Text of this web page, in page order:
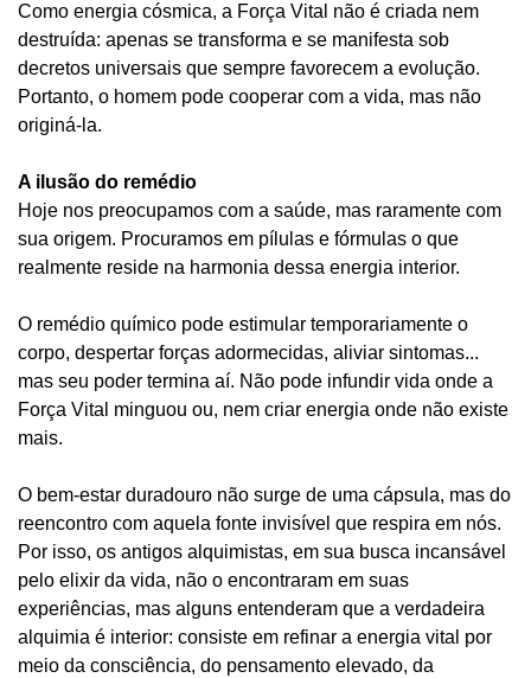
Como energia cósmica, a Força Vital não é criada nem
destruída: apenas se transforma e se manifesta sob
decretos universais que sempre favorecem a evolução.
Portanto, o homem pode cooperar com a vida, mas não
originá-la.
A ilusão do remédio
Hoje nos preocupamos com a saúde, mas raramente com
sua origem. Procuramos em pílulas e fórmulas o que
realmente reside na harmonia dessa energia interior.
O remédio químico pode estimular temporariamente o
corpo, despertar forças adormecidas, aliviar sintomas...
mas seu poder termina aí. Não pode infundir vida onde a
Força Vital minguou ou, nem criar energia onde não existe
mais.
O bem-estar duradouro não surge de uma cápsula, mas do
reencontro com aquela fonte invisível que respira em nós.
Por isso, os antigos alquimistas, em sua busca incansável
pelo elixir da vida, não o encontraram em suas
experiências, mas alguns entenderam que a verdadeira
alquimia é interior: consiste em refinar a energia vital por
meio da consciência, do pensamento elevado, da